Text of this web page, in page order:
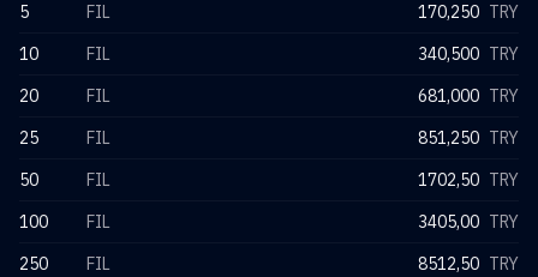
5
FIL 170,250 TRY
10
FIL 340,500 TRY
20
FIL 681,000 TRY
25
FIL 851,250 TRY
50
FIL 1702,50 TRY
100
FIL 3405,00 TRY
250
FIL 8512,50 TRY